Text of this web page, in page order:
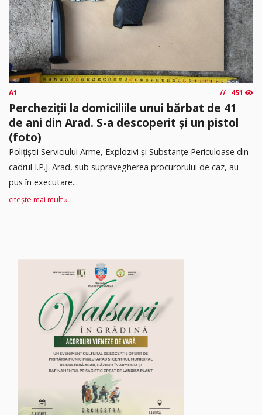
A1 451
Percheziții la domiciliile unui bărbat de 41
de ani din Arad. S-a descoperit și un pistol
(foto)
Polițiștii Serviciului Arme, Explozivi și Substanțe Periculoase din
cadrul I.P.J. Arad, sub supravegherea procurorului de caz, au
pus în executare...
citește mai mult »